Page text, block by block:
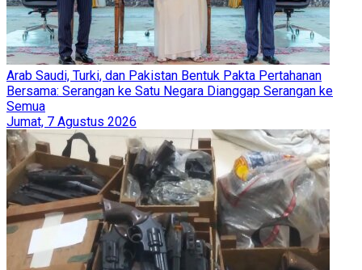
Arab Saudi, Turki, dan Pakistan Bentuk Pakta Pertahanan
Bersama: Serangan ke Satu Negara Dianggap Serangan ke
Semua
Jumat, 7 Agustus 2026